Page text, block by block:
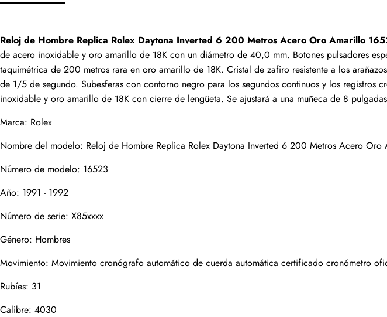
Reloj de Hombre Replica Rolex Daytona Inverted 6 200 Metros Acero Oro Amarillo
de acero inoxidable y oro amarillo de 18K con un diámetro de 40,0 mm. Botones pulsadores
taquimétrica de 200 metros rara en oro amarillo de 18K. Cristal de zafiro resistente a los
de 1/5 de segundo. Subesferas con contorno negro para los segundos continuos y los
inoxidable y oro amarillo de 18K con cierre de lengüeta. Se ajustará a una muñeca de 8
Marca: Rolex
Nombre del modelo: Reloj de Hombre Replica Rolex Daytona Inverted 6 200 Metros Acero Oro
Número de modelo: 16523
Año: 1991 - 1992
Número de serie: X85xxxx
Género: Hombres
Movimiento: Movimiento cronógrafo automático de cuerda automática certificado cronómetro
Rubíes: 31
Calibre: 4030
Valoración
Email
Correo